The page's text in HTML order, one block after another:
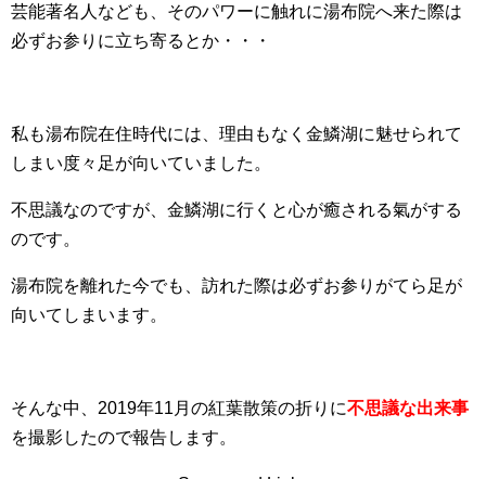
芸能著名人なども、そのパワーに触れに湯布院へ来た際は
必ずお参りに立ち寄るとか・・・
私も湯布院在住時代には、理由もなく金鱗湖に魅せられて
しまい度々足が向いていました。
不思議なのですが、金鱗湖に行くと心が癒される氣がする
のです。
湯布院を離れた今でも、訪れた際は必ずお参りがてら足が
向いてしまいます。
そんな中、2019年11月の紅葉散策の折りに不思議な出来事
を撮影したので報告します。